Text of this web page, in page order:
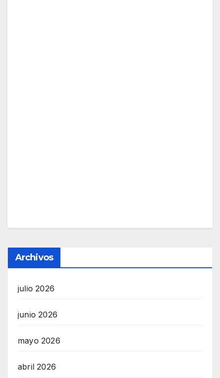
Archivos
julio 2026
junio 2026
mayo 2026
abril 2026